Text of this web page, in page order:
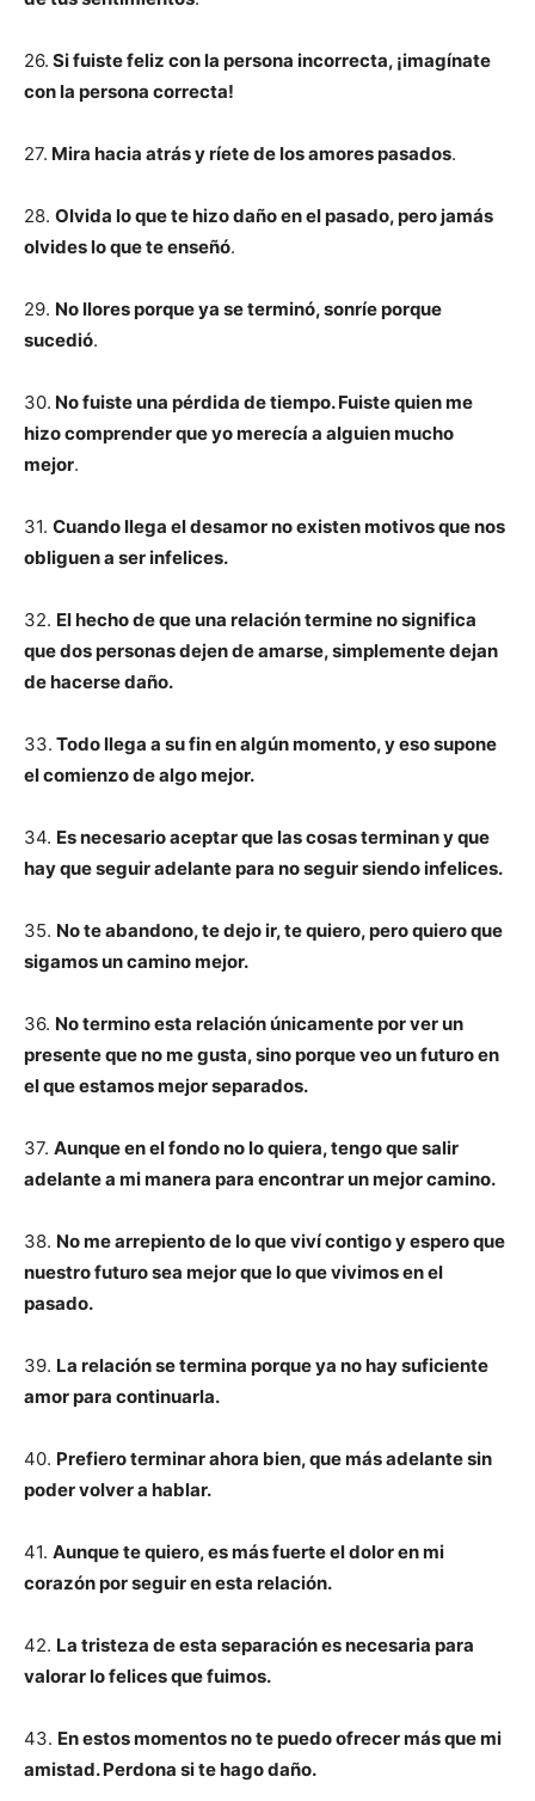
26. Si fuiste feliz con la persona incorrecta, ¡imagínate
con la persona correcta!
27. Mira hacia atrás y ríete de los amores pasados.
28. Olvida lo que te hizo daño en el pasado, pero jamás
olvides lo que te enseñó.
29. No llores porque ya se terminó, sonríe porque
sucedió.
30. No fuiste una pérdida de tiempo. Fuiste quien me
hizo comprender que yo merecía a alguien mucho
mejor.
31. Cuando llega el desamor no existen motivos que nos
obliguen a ser infelices.
32. El hecho de que una relación termine no significa
que dos personas dejen de amarse, simplemente dejan
de hacerse daño.
33. Todo llega a su fin en algún momento, y eso supone
el comienzo de algo mejor.
34. Es necesario aceptar que las cosas terminan y que
hay que seguir adelante para no seguir siendo infelices.
35. No te abandono, te dejo ir, te quiero, pero quiero que
sigamos un camino mejor.
36. No termino esta relación únicamente por ver un
presente que no me gusta, sino porque veo un futuro en
el que estamos mejor separados.
37. Aunque en el fondo no lo quiera, tengo que salir
adelante a mi manera para encontrar un mejor camino.
38. No me arrepiento de lo que viví contigo y espero que
nuestro futuro sea mejor que lo que vivimos en el
pasado.
39. La relación se termina porque ya no hay suficiente
amor para continuarla.
40. Prefiero terminar ahora bien, que más adelante sin
poder volver a hablar.
41. Aunque te quiero, es más fuerte el dolor en mi
corazón por seguir en esta relación.
42. La tristeza de esta separación es necesaria para
valorar lo felices que fuimos.
43. En estos momentos no te puedo ofrecer más que mi
amistad. Perdona si te hago daño.